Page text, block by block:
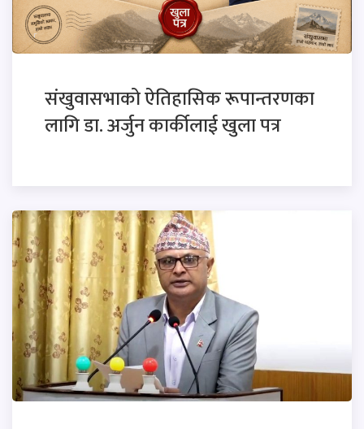
संखुवासभाको ऐतिहासिक रूपान्तरणका
लागि डा. अर्जुन कार्कीलाई खुला पत्र